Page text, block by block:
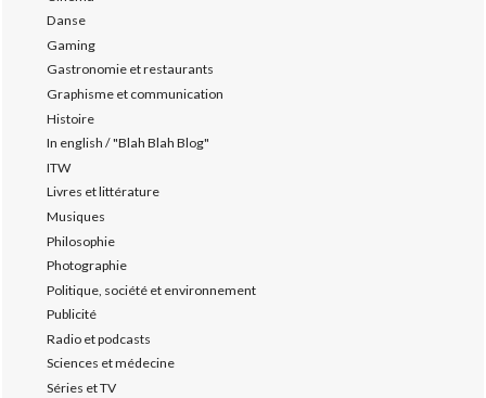
Danse
Gaming
Gastronomie et restaurants
Graphisme et communication
Histoire
In english / "Blah Blah Blog"
ITW
Livres et littérature
Musiques
Philosophie
Photographie
Politique, société et environnement
Publicité
Radio et podcasts
Sciences et médecine
Séries et TV